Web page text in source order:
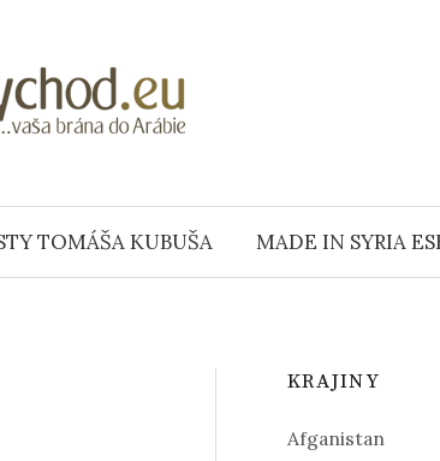
TOMÁŠA KUBUŠA MADE IN SYRIA
KRAJINY
Afganistan